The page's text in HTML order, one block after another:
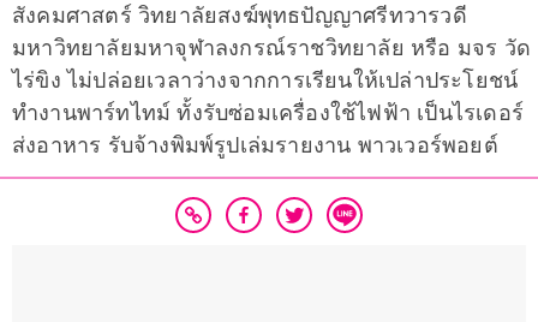
สังคมศาสตร์ วิทยาลัยสงฆ์พุทธปัญญาศรีทวารวดี
มหาวิทยาลัยมหาจุฬาลงกรณ์ราชวิทยาลัย หรือ มจร วัด
ไร่ขิง ไม่ปล่อยเวลาว่างจากการเรียนให้เปล่าประโยชน์
ทำงานพาร์ทไทม์ ทั้งรับซ่อมเครื่องใช้ไฟฟ้า เป็นไรเดอร์
ส่งอาหาร รับจ้างพิมพ์รูปเล่มรายงาน พาวเวอร์พอยต์